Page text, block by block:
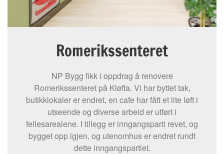
Romerikssenteret
NP Bygg fikk i oppdrag å renovere
Romerikssenteret på Kløfta. Vi har byttet tak,
butikklokaler er endret, en cafe har fått et lite løft i
utseende og diverse arbeid er utført i
fellesarealene. I tillegg er inngangsparti revet, og
bygget opp igjen, og utenomhus er endret rundt
dette inngangspartiet.